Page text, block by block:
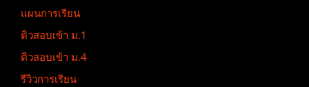
แผนการเรียน
ติวสอบเข้า ม.1
ติวสอบเข้า ม.4
รีวิวการเรียน